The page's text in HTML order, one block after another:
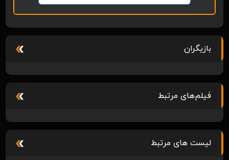
بازیگران
فیلم‌های مرتبط
لیست های مرتبط